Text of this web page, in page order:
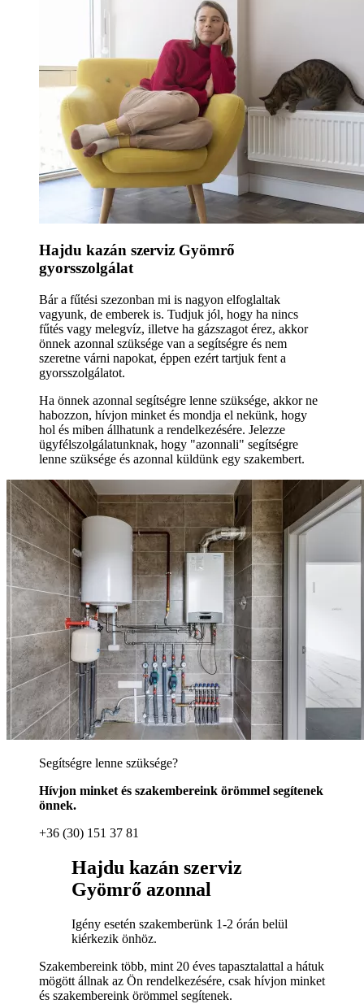
Hajdu kazán szerviz Gyömrő
gyorsszolgálat
Bár a fűtési szezonban mi is nagyon elfoglaltak
vagyunk, de emberek is. Tudjuk jól, hogy ha nincs
fűtés vagy melegvíz, illetve ha gázszagot érez, akkor
önnek azonnal szüksége van a segítségre és nem
szeretne várni napokat, éppen ezért tartjuk fent a
gyorsszolgálatot.
Ha önnek azonnal segítségre lenne szüksége, akkor ne
habozzon, hívjon minket és mondja el nekünk, hogy
hol és miben állhatunk a rendelkezésére. Jelezze
ügyfélszolgálatunknak, hogy "azonnali" segítségre
lenne szüksége és azonnal küldünk egy szakembert.
Segítségre lenne szüksége?
Hívjon minket és szakembereink örömmel segítenek
önnek.
+36 (30) 151 37 81
Hajdu kazán szerviz
Gyömrő azonnal
Igény esetén szakemberünk 1-2 órán belül
kiérkezik önhöz.
Szakembereink több, mint 20 éves tapasztalattal a hátuk
mögött állnak az Ön rendelkezésére, csak hívjon minket
és szakembereink örömmel segítenek.